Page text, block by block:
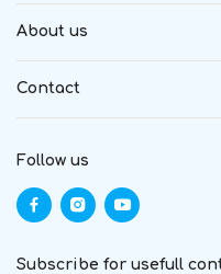
About us
Contact
Follow us
Subscribe for usefull